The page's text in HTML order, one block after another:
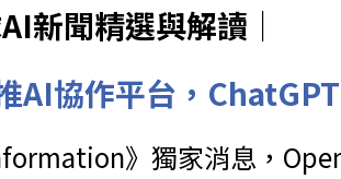
新聞精選與解讀｜
AI協作平台，
》獨家消息，